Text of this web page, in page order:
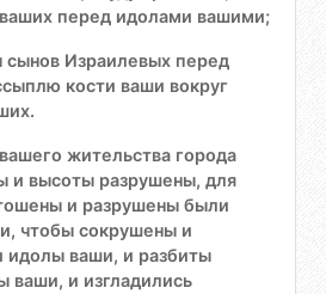
перед идолами вашими;
Израилевых перед
кости ваши вокруг
жительства города
и высоты разрушены, для
и разрушены были
чтобы сокрушены и
идолы ваши, и разбиты
ваши, и изгладились